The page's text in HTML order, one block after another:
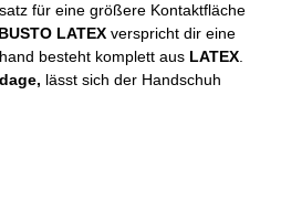
für eine größere Kontaktfläche
LATEX verspricht dir eine
besteht komplett aus LATEX
lässt sich der Handschuh